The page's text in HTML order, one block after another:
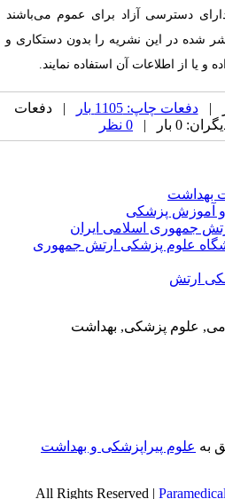
دسترسی آزاد برای عموم می‌باشند و
شده در این نشریه را بدون دستکاری و با
یا از اطلاعات آن استفاده نمایند.
دفعات چاپ: 1105 بار
| دفعات
0 بار |
آموزش پزشکی
جمهوری اسلامی ایران
علوم پزشکی ارتش جمهوری
ارتش
علوم پزشکی, بهداشت
بهعلوم پیراپزشکی و بهداشت